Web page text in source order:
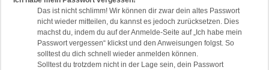
Das ist nicht schlimm! Wir können dir zwar dein altes Passwort
nicht wieder mitteilen, du kannst es jedoch zurücksetzen. Dies
machst du, indem du auf der Anmelde-Seite auf „Ich habe mein
Passwort vergessen“ klickst und den Anweisungen folgst. So
solltest du dich schnell wieder anmelden können.
Solltest du trotzdem nicht in der Lage sein, dein Passwort